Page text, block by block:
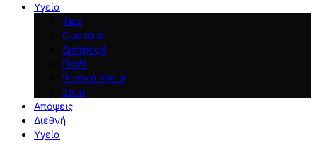
Υγεία
Tips
Ομορφιά
Διατροφή
Παιδί
Ψυχική Υγεία
Σπίτι
Απόψεις
Διεθνή
Υγεία